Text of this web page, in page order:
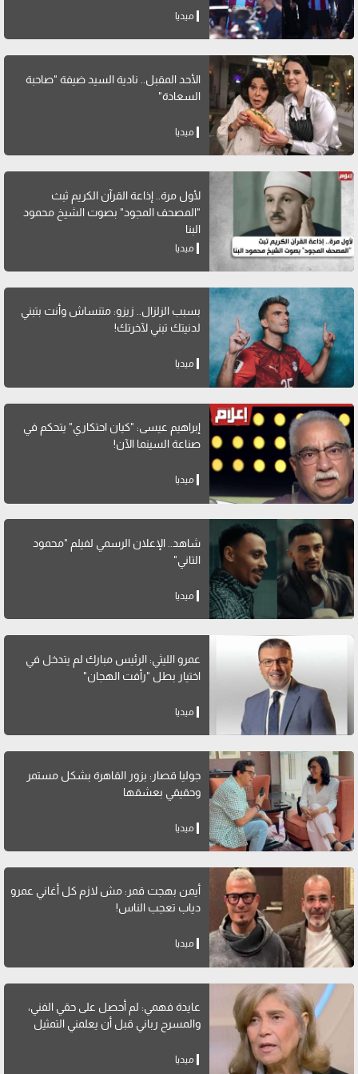
ميديا
الأحد المقبل.. نادية السيد ضيفة "صاحبة
السعادة"
ميديا
لأول مرة.. إذاعة القرآن الكريم ثبث
"المصحف المجود" بصوت الشيخ محمود
البنا
ميديا
بسبب الزلزال.. زيزو: متنساش وأنت بتبني
لدنيتك تبني لآخرتك!
ميديا
إبراهيم عيسى: "كيان احتكاري" يتحكم في
صناعة السينما الآن!
ميديا
شاهد.. الإعلان الرسمي لفيلم "محمود
التاني"
ميديا
عمرو الليثي: الرئيس مبارك لم يتدخل في
اختيار بطل "رأفت الهجان"
ميديا
جوليا قصار: بزور القاهرة بشكل مستمر
وحقيقي بعشقها
ميديا
أيمن بهجت قمر: مش لازم كل أغاني عمرو
دياب تعجب الناس!
ميديا
عايدة فهمي: لم أحصل على حقي الفني،
والمسرح رباني قبل أن يعلمني التمثيل
ميديا